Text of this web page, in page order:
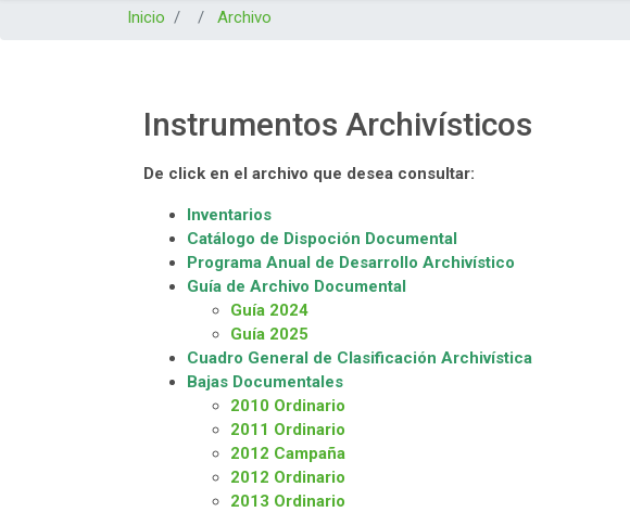
Inicio Archivo
Instrumentos Archivísticos
De click en el archivo que desea consultar:
Inventarios
Catálogo de Dispoción Documental
Programa Anual de Desarrollo Archivístico
Guía de Archivo Documental
Guía 2024
Guía 2025
Cuadro General de Clasificación Archivística
Bajas Documentales
2010 Ordinario
2011 Ordinario
2012 Campaña
2012 Ordinario
2013 Ordinario